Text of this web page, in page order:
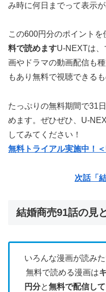
み時に何日までって表示
この600円分のポイント
料で読めますU-NEXTは
画やドラマの動画配信も
もあり無料で視聴できる
たっぷりの無料期間で31
めます。ぜひぜひ、U-
してみてください！
無料トライアル実施中！
次話「
結婚商売91話の見
いろんな漫画が読み
無料で読める漫画は
円分と無料で配信し